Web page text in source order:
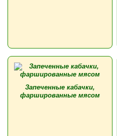
Запеченные кабачки,
фаршированные мясом